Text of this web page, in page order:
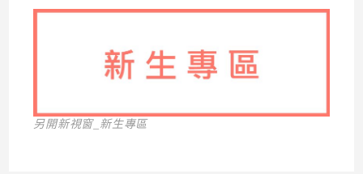
另開新視窗_新生專區